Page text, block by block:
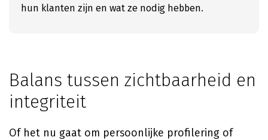
hun klanten zijn en wat ze nodig hebben.
Balans tussen zichtbaarheid en
integriteit
Of het nu gaat om persoonlijke profilering of